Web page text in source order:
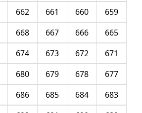
659
660
661
662
665
666
667
668
671
672
673
674
677
678
679
680
683
684
685
686